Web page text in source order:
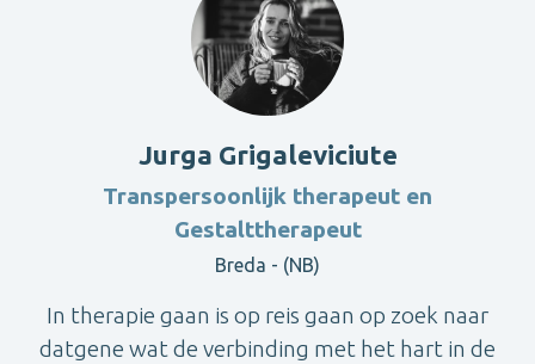
Jurga Grigaleviciute
Transpersoonlijk therapeut en
Gestalttherapeut
Breda - (NB)
In therapie gaan is op reis gaan op zoek naar
datgene wat de verbinding met het hart in de